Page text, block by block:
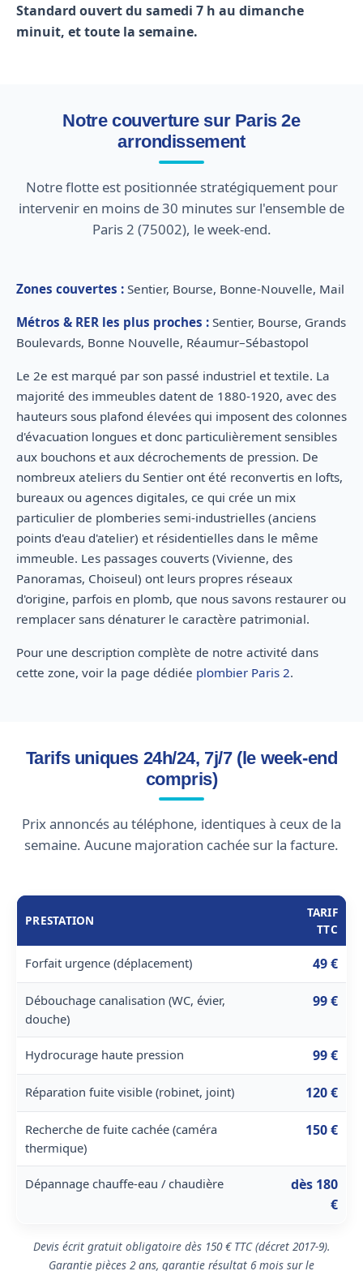
Standard ouvert du samedi 7 h au dimanche
minuit, et toute la semaine.
Notre couverture sur Paris 2e
arrondissement
Notre flotte est positionnée stratégiquement pour
intervenir en moins de 30 minutes sur l'ensemble de
Paris 2 (75002), le week-end.
Zones couvertes : Sentier, Bourse, Bonne-Nouvelle, Mail
Métros & RER les plus proches : Sentier, Bourse, Grands
Boulevards, Bonne Nouvelle, Réaumur–Sébastopol
Le 2e est marqué par son passé industriel et textile. La
majorité des immeubles datent de 1880-1920, avec des
hauteurs sous plafond élevées qui imposent des colonnes
d'évacuation longues et donc particulièrement sensibles
aux bouchons et aux décrochements de pression. De
nombreux ateliers du Sentier ont été reconvertis en lofts,
bureaux ou agences digitales, ce qui crée un mix
particulier de plomberies semi-industrielles (anciens
points d'eau d'atelier) et résidentielles dans le même
immeuble. Les passages couverts (Vivienne, des
Panoramas, Choiseul) ont leurs propres réseaux
d'origine, parfois en plomb, que nous savons restaurer ou
remplacer sans dénaturer le caractère patrimonial.
Pour une description complète de notre activité dans
cette zone, voir la page dédiée plombier Paris 2.
Tarifs uniques 24h/24, 7j/7 (le week-end
compris)
Prix annoncés au téléphone, identiques à ceux de la
semaine. Aucune majoration cachée sur la facture.
PRESTATION
TARIF
TTC
Forfait urgence (déplacement) 49 €
Débouchage canalisation (WC, évier,
douche)
99 €
Hydrocurage haute pression 99 €
Réparation fuite visible (robinet, joint) 120 €
Recherche de fuite cachée (caméra
thermique)
150 €
Dépannage chauffe-eau / chaudière
dès 180
€
Devis écrit gratuit obligatoire dès 150 € TTC (décret 2017-9).
Garantie pièces 2 ans, garantie résultat 6 mois sur le